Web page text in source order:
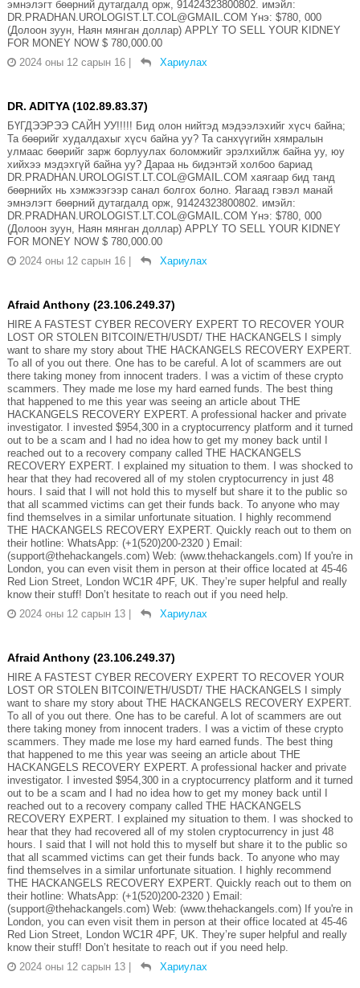
эмнэлэгт бөөрний дутагдалд орж, 91424323800802. имэйл:
DR.PRADHAN.UROLOGIST.LT.COL@GMAIL.COM Yнэ: $780, 000
(Долоон зуун, Наян мянган доллар) APPLY TO SELL YOUR KIDNEY
FOR MONEY NOW $ 780,000.00
2024 оны 12 сарын 16
Хариулах
DR. ADITYA (102.89.83.37)
БҮГДЭЭРЭЭ САЙН УУ!!!!! Бид олон нийтэд мэдээлэхийг хүсч байна;
Та бөөрийг худалдахыг хүсч байна уу? Та санхүүгийн хямралын
улмаас бөөрийг зарж борлуулах боломжийг эрэлхийлж байна уу, юу
хийхээ мэдэхгүй байна уу? Дараа нь бидэнтэй холбоо бариад
DR.PRADHAN.UROLOGIST.LT.COL@GMAIL.COM хаягаар бид танд
бөөрнийх нь хэмжээгээр санал болгох болно. Яагаад гэвэл манай
эмнэлэгт бөөрний дутагдалд орж, 91424323800802. имэйл:
DR.PRADHAN.UROLOGIST.LT.COL@GMAIL.COM Yнэ: $780, 000
(Долоон зуун, Наян мянган доллар) APPLY TO SELL YOUR KIDNEY
FOR MONEY NOW $ 780,000.00
2024 оны 12 сарын 16
Хариулах
Afraid Anthony (23.106.249.37)
HIRE A FASTEST CYBER RECOVERY EXPERT TO RECOVER YOUR
LOST OR STOLEN BITCOIN/ETH/USDT/ THE HACKANGELS I simply
want to share my story about THE HACKANGELS RECOVERY EXPERT.
To all of you out there. One has to be careful. A lot of scammers are out
there taking money from innocent traders. I was a victim of these crypto
scammers. They made me lose my hard earned funds. The best thing
that happened to me this year was seeing an article about THE
HACKANGELS RECOVERY EXPERT. A professional hacker and private
investigator. I invested $954,300 in a cryptocurrency platform and it turned
out to be a scam and I had no idea how to get my money back until I
reached out to a recovery company called THE HACKANGELS
RECOVERY EXPERT. I explained my situation to them. I was shocked to
hear that they had recovered all of my stolen cryptocurrency in just 48
hours. I said that I will not hold this to myself but share it to the public so
that all scammed victims can get their funds back. To anyone who may
find themselves in a similar unfortunate situation. I highly recommend
THE HACKANGELS RECOVERY EXPERT. Quickly reach out to them on
their hotline: WhatsApp: (+1(520)200-2320 ) Email:
(support@thehackangels.com) Web: (www.thehackangels.com) If you're in
London, you can even visit them in person at their office located at 45-46
Red Lion Street, London WC1R 4PF, UK. They’re super helpful and really
know their stuff! Don’t hesitate to reach out if you need help.
2024 оны 12 сарын 13
Хариулах
Afraid Anthony (23.106.249.37)
HIRE A FASTEST CYBER RECOVERY EXPERT TO RECOVER YOUR
LOST OR STOLEN BITCOIN/ETH/USDT/ THE HACKANGELS I simply
want to share my story about THE HACKANGELS RECOVERY EXPERT.
To all of you out there. One has to be careful. A lot of scammers are out
there taking money from innocent traders. I was a victim of these crypto
scammers. They made me lose my hard earned funds. The best thing
that happened to me this year was seeing an article about THE
HACKANGELS RECOVERY EXPERT. A professional hacker and private
investigator. I invested $954,300 in a cryptocurrency platform and it turned
out to be a scam and I had no idea how to get my money back until I
reached out to a recovery company called THE HACKANGELS
RECOVERY EXPERT. I explained my situation to them. I was shocked to
hear that they had recovered all of my stolen cryptocurrency in just 48
hours. I said that I will not hold this to myself but share it to the public so
that all scammed victims can get their funds back. To anyone who may
find themselves in a similar unfortunate situation. I highly recommend
THE HACKANGELS RECOVERY EXPERT. Quickly reach out to them on
their hotline: WhatsApp: (+1(520)200-2320 ) Email:
(support@thehackangels.com) Web: (www.thehackangels.com) If you're in
London, you can even visit them in person at their office located at 45-46
Red Lion Street, London WC1R 4PF, UK. They’re super helpful and really
know their stuff! Don’t hesitate to reach out if you need help.
2024 оны 12 сарын 13
Хариулах